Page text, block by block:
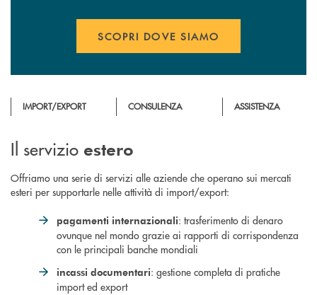
SCOPRI DOVE SIAMO
IMPORT/EXPORT CONSULENZA ASSISTENZA
Il servizio estero
Offriamo una serie di servizi alle aziende che operano sui mercati
esteri per supportarle nelle attività di import/export:
pagamenti internazionali: trasferimento di denaro
ovunque nel mondo grazie ai rapporti di corrispondenza
con le principali banche mondiali
incassi documentari: gestione completa di pratiche
import ed export